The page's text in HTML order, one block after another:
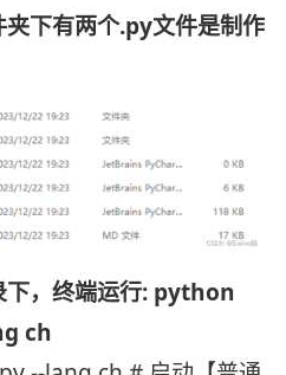
下有两个.py文件是制作
，终端运行: python
ch